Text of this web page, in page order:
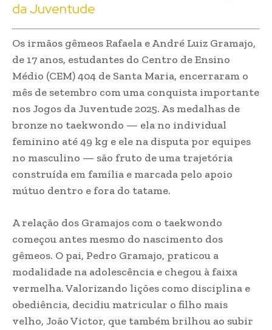
da Juventude
Os irmãos gêmeos Rafaela e André Luiz Gramajo,
de 17 anos, estudantes do Centro de Ensino
Médio (CEM) 404 de Santa Maria, encerraram o
mês de setembro com uma conquista importante
nos Jogos da Juventude 2025. As medalhas de
bronze no taekwondo — ela no individual
feminino até 49 kg e ele na disputa por equipes
no masculino — são fruto de uma trajetória
construída em família e marcada pelo apoio
mútuo dentro e fora do tatame.
A relação dos Gramajos com o taekwondo
começou antes mesmo do nascimento dos
gêmeos. O pai, Pedro Gramajo, praticou a
modalidade na adolescência e chegou à faixa
vermelha. Valorizando lições como disciplina e
obediência, decidiu matricular o filho mais
velho, João Victor, que também brilhou ao subir